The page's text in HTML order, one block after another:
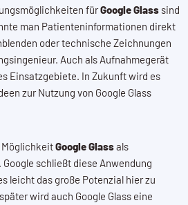
fürGoogle Glass sind
man Patienteninformationen direkt
oder technische Zeichnungen
Auch als Aufnahmegerät
Einsatzgebiete. In Zukunft wird es
zur Nutzung von Google Glass
Google Glassals
schließt diese Anwendung
leicht das große Potenzial hier zu
wird auch Google Glass eine